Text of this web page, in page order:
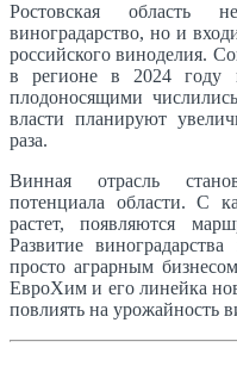
Ростовская область
виноградарство, но и
российского виноделия.
в регионе в 2024 году
плодоносящими
власти планируют
раза.
Винная отрасль
потенциала области. С
растет, появляются
Развитие
просто аграрным
ЕвроХим и его линейка
повлиять на урожайность